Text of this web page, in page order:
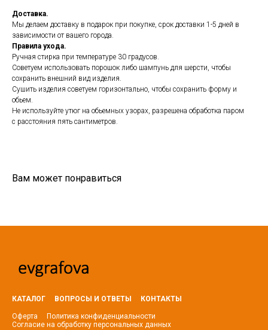
Доставка.
Мы делаем доставку в подарок при покупке, срок доставки 1-5 дней в
зависимости от вашего города.
Правила ухода.
Ручная стирка при температуре 30 градусов.
Советуем использовать порошок либо шампунь для шерсти, чтобы
сохранить внешний вид изделия.
Сушить изделия советуем горизонтально, чтобы сохранить форму и
обьем.
Не используйте утюг на обьемных узорах, разрешена обработка паром
с расстояния пять сантиметров.
Вам может понравиться
КАТАЛОГ ВОПРОСЫ И ОТВЕТЫ КОНТАКТЫ
Оферта
Политика конфиденциальности
Согласие на обработку персональных данных